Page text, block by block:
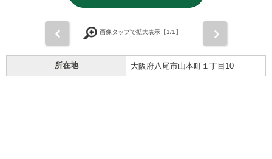
画像タップで拡大表示【1/1】
所在地 大阪府八尾市山本町１丁目10